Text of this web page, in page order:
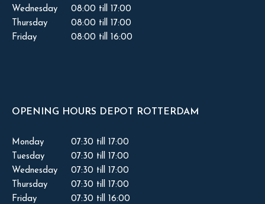
Wednesday
08:00 till 17:00
Thursday
08:00 till 17:00
Friday
08:00 till 16:00
OPENING HOURS DEPOT ROTTERDAM
Monday
07:30 till 17:00
Tuesday
07:30 till 17:00
Wednesday
07:30 till 17:00
Thursday
07:30 till 17:00
Friday
07:30 till 16:00